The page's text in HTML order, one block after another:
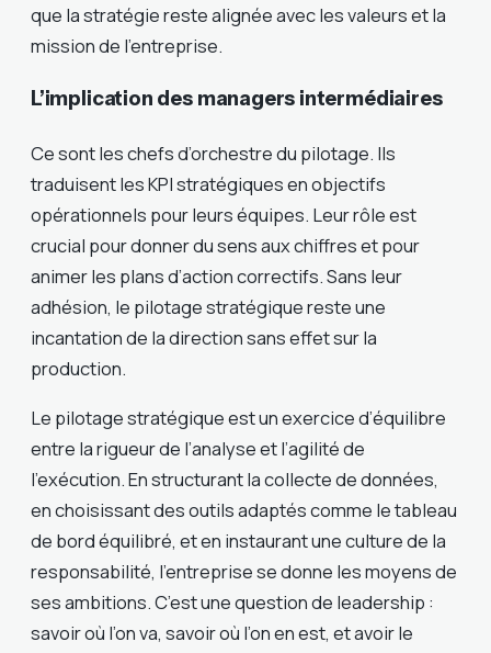
que la stratégie reste alignée avec les valeurs et la
mission de l’entreprise.
L’implication des managers intermédiaires
Ce sont les chefs d’orchestre du pilotage. Ils
traduisent les KPI stratégiques en objectifs
opérationnels pour leurs équipes. Leur rôle est
crucial pour donner du sens aux chiffres et pour
animer les plans d’action correctifs. Sans leur
adhésion, le pilotage stratégique reste une
incantation de la direction sans effet sur la
production.
Le pilotage stratégique est un exercice d’équilibre
entre la rigueur de l’analyse et l’agilité de
l’exécution. En structurant la collecte de données,
en choisissant des outils adaptés comme le tableau
de bord équilibré, et en instaurant une culture de la
responsabilité, l’entreprise se donne les moyens de
ses ambitions. C’est une question de leadership :
savoir où l’on va, savoir où l’on en est, et avoir le